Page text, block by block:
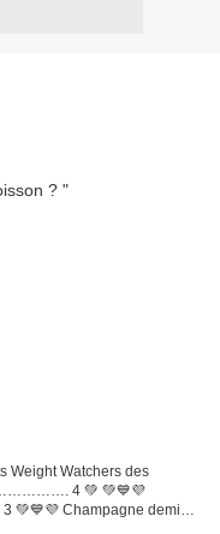
4 💚 💚💙💜
Champagne demi